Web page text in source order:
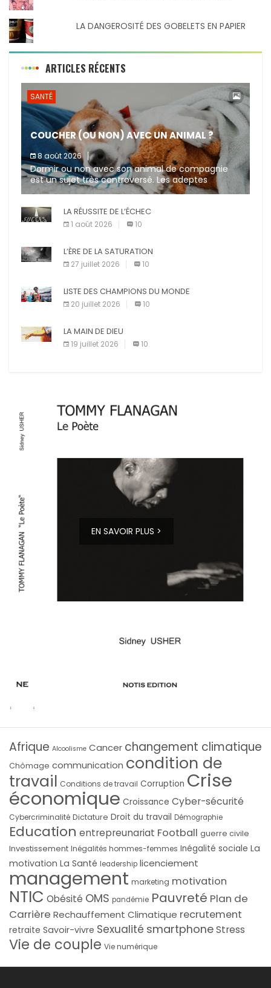
LA DANGEROSITÉ DES GOBELETS EN PAPIER
ARTICLES RÉCENTS
SANTÉ
COUCHER (OU NON) AVEC UN ANIMAL ?
8 août 2026
Dormir ou non avec son animal de compagnie
est un sujet très controversé. Les adeptes
affirment que la présence de leur compagnon à
LA RÉUSSITE DE L’ÉCHEC
1 août 2026 10
L’ÈRE DE LA SATURATION
27 juillet 2026 10
LISTE DES CHAMPIONS DU MONDE
20 juillet 2026 10
LA MAIN DE DIEU
19 juillet 2026 10
EN SAVOIR PLUS >
Afrique Alcoolisme Cancer changement climatique
Chômage communication condition de
travail Conditions de travail Corruption Crise
économique Croissance Cyber-sécurité
Cybercriminalité Dictature Droit du travail Démographie
Education entrepreunariat Football guerre civile
Investissement Inégalités hommes-femmes Inégalité sociale La
motivation La Santé leadership licenciement
management marketing motivation
NTIC Obésité OMS pandémie Pauvreté Plan de
Carrière Rechauffement Climatique recrutement
retraite Savoir-vivre Sexualité smartphoneStress
Vie de couple Vie numérique